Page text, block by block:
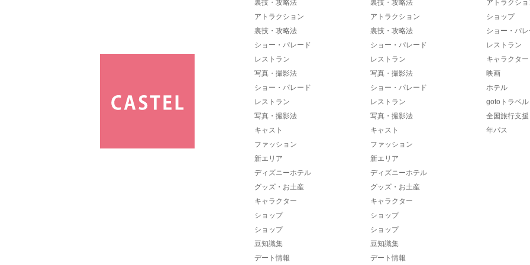
裏技・攻略法
アトラクション
裏技・攻略法
ショー・パレード
レストラン
写真・撮影法
ショー・パレード
レストラン
写真・撮影法
キャスト
ファッション
新エリア
ディズニーホテル
グッズ・お土産
キャラクター
ショップ
ショップ
豆知識集
デート情報
裏技・攻略法
アトラクション
裏技・攻略法
ショー・パレード
レストラン
写真・撮影法
ショー・パレード
レストラン
写真・撮影法
キャスト
ファッション
新エリア
ディズニーホテル
グッズ・お土産
キャラクター
ショップ
ショップ
豆知識集
デート情報
アトラクシ
ショップ
ショー・パ
レストラン
キャラクター
映画
ホテル
gotoトラベル
全国旅行支援
年パス